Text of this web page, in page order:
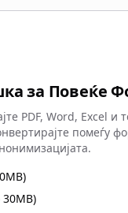
за Повеќе
PDF, Word, Excel и
помеѓу
30MB)